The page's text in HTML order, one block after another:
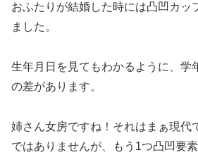
おふたりが結婚した時には凸凹カッ
ました。
生年月日を見てもわかるように、学
の差があります。
姉さん女房ですね！それはまぁ現代
ではありませんが、もう1つ凸凹要素